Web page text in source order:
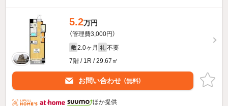
5.2万円
（管理費3,000円）
敷 2.0ヶ月 礼 不要
7階 / 1R / 29.67㎡
お問い合わせ （無料）
ほか提供